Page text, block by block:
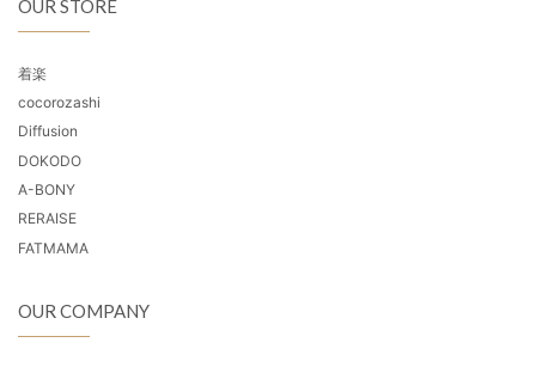
OUR STORE
着楽
cocorozashi
Diffusion
DOKODO
A-BONY
RERAISE
FATMAMA
OUR COMPANY